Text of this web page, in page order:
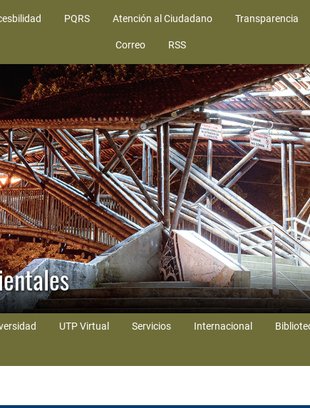
PQRS Atención al Ciudadano Transparencia
Correo RSS
UTP Virtual Servicios Internacional